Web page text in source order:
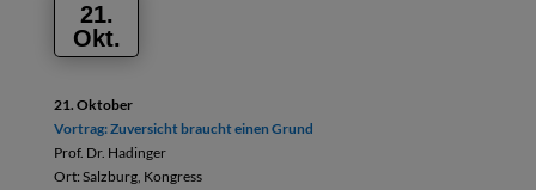
21.
Okt.
21. Oktober
Vortrag: Zuversicht braucht einen Grund
Prof. Dr. Hadinger
Ort: Salzburg, Kongress